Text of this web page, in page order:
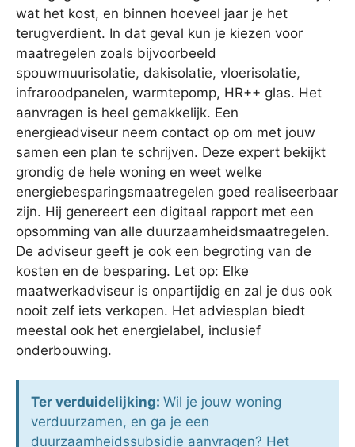
wat het kost, en binnen hoeveel jaar je het
terugverdient. In dat geval kun je kiezen voor
maatregelen zoals bijvoorbeeld
spouwmuurisolatie, dakisolatie, vloerisolatie,
infraroodpanelen, warmtepomp, HR++ glas. Het
aanvragen is heel gemakkelijk. Een
energieadviseur neem contact op om met jouw
samen een plan te schrijven. Deze expert bekijkt
grondig de hele woning en weet welke
energiebesparingsmaatregelen goed realiseerbaar
zijn. Hij genereert een digitaal rapport met een
opsomming van alle duurzaamheidsmaatregelen.
De adviseur geeft je ook een begroting van de
kosten en de besparing. Let op: Elke
maatwerkadviseur is onpartijdig en zal je dus ook
nooit zelf iets verkopen. Het adviesplan biedt
meestal ook het energielabel, inclusief
onderbouwing.
Ter verduidelijking: Wil je jouw woning
verduurzamen, en ga je een
duurzaamheidssubsidie aanvragen? Het